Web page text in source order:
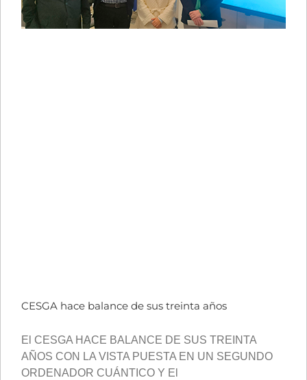
CESGA hace balance de sus treinta años
El CESGA HACE BALANCE DE SUS TREINTA
AÑOS CON LA VISTA PUESTA EN UN SEGUNDO
ORDENADOR CUÁNTICO Y El